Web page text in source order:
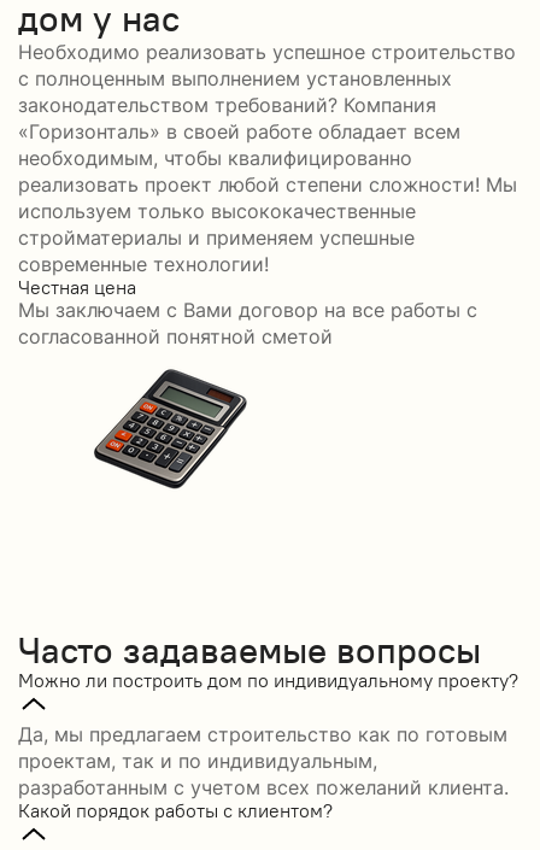
дом у нас
Необходимо реализовать успешное строительство
с полноценным выполнением установленных
законодательством требований? Компания
«Горизонталь» в своей работе обладает всем
необходимым, чтобы квалифицированно
реализовать проект любой степени сложности! Мы
используем только высококачественные
стройматериалы и применяем успешные
современные технологии!
Честная цена
Мы заключаем с Вами договор на все работы с
согласованной понятной сметой
Часто задаваемые вопросы
Можно ли построить дом по индивидуальному проекту?
Да, мы предлагаем строительство как по готовым
проектам, так и по индивидуальным,
разработанным с учетом всех пожеланий клиента.
Какой порядок работы с клиентом?